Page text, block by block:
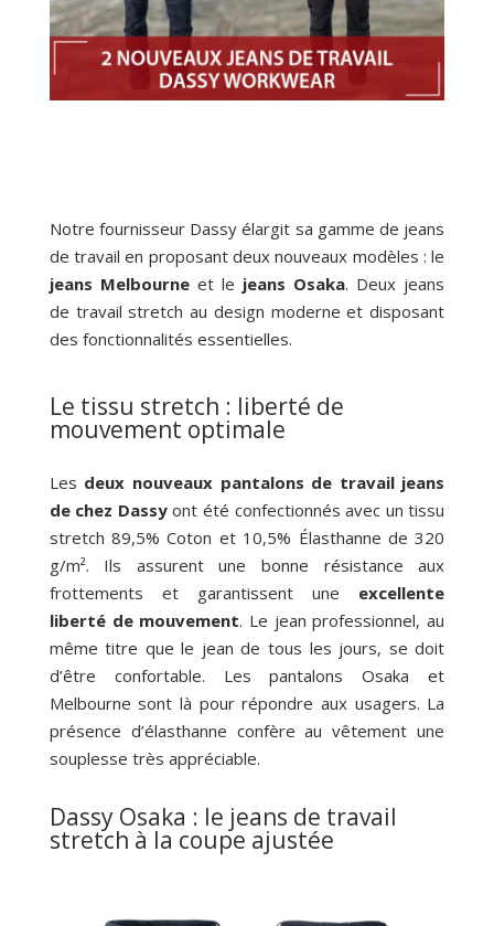
Notre fournisseur Dassy élargit sa gamme de jeans
de travail en proposant deux nouveaux modèles : le
jeans Melbourneet le jeans Osaka. Deux jeans
de travail stretch au design moderne et disposant
des fonctionnalités essentielles.
Le tissu stretch : liberté de
mouvement optimale
Les deux nouveaux pantalons de travail jeans
de chez Dassyont été confectionnés avec un tissu
stretch 89,5% Coton et 10,5% Élasthanne de 320
g/m². Ils assurent une bonne résistance aux
frottements et garantissent une excellente
liberté de mouvement. Le jean professionnel, au
même titre que le jean de tous les jours, se doit
d’être confortable. Les pantalons Osaka et
Melbourne sont là pour répondre aux usagers. La
présence d’élasthanne confère au vêtement une
souplesse très appréciable.
Dassy Osaka : le jeans de travail
stretch à la coupe ajustée